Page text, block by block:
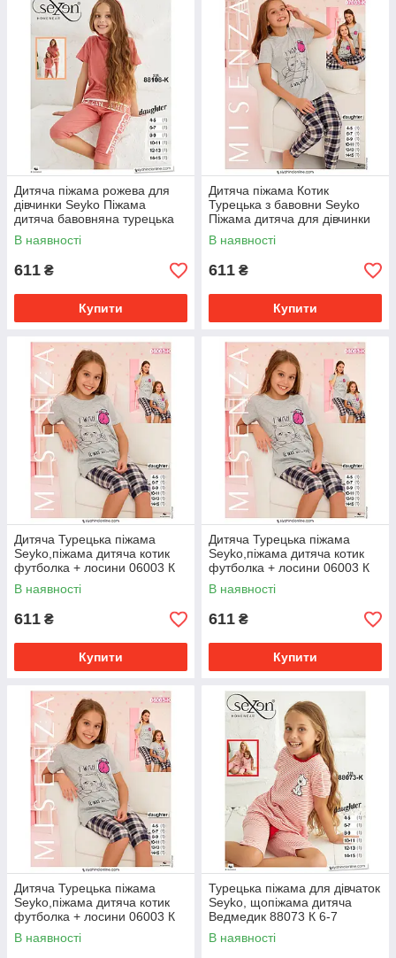
Дитяча піжама рожева для
дівчинки Seyko Піжама
дитяча бавовняна турецька
88108 К
В наявності
611 ₴
Купити
Дитяча піжама Котик
Турецька з бавовни Seyko
Піжама дитяча для дівчинки
футболка лосини 7003K 6-7
В наявності
611 ₴
Купити
Дитяча Турецька піжама
Seyko,піжама дитяча котик
футболка + лосини 06003 К
6-7
В наявності
611 ₴
Купити
Дитяча Турецька піжама
Seyko,піжама дитяча котик
футболка + лосини 06003 К
10-11
В наявності
611 ₴
Купити
Дитяча Турецька піжама
Seyko,піжама дитяча котик
футболка + лосини 06003 К
12-13
В наявності
Турецька піжама для дівчаток
Seyko, щопіжама дитяча
Ведмедик 88073 К 6-7
В наявності